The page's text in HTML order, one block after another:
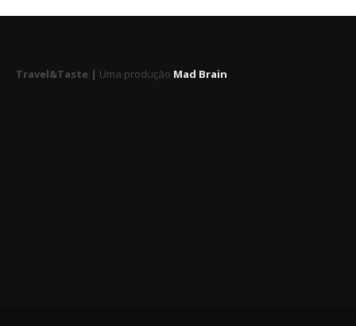
Travel&Taste | Uma produção Mad Brain